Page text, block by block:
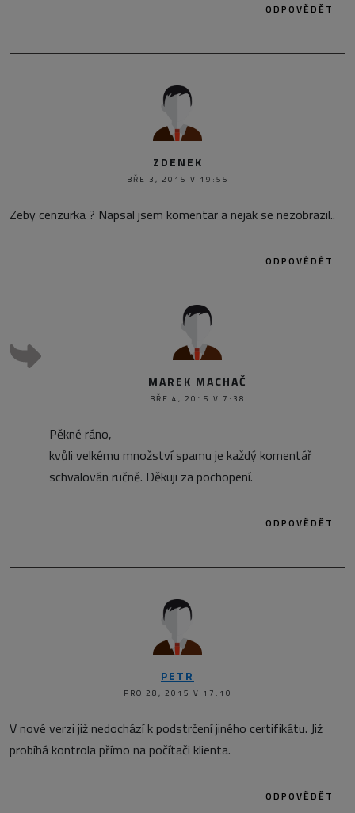
ODPOVĚDĚT
ZDENEK
BŘE 3, 2015 V 19:55
Zeby cenzurka ? Napsal jsem komentar a nejak se nezobrazil..
ODPOVĚDĚT
MAREK MACHAČ
BŘE 4, 2015 V 7:38
Pěkné ráno,
kvůli velkému množství spamu je každý komentář
schvalován ručně. Děkuji za pochopení.
ODPOVĚDĚT
PETR
PRO 28, 2015 V 17:10
V nové verzi již nedochází k podstrčení jiného certifikátu. Již
probíhá kontrola přímo na počítači klienta.
ODPOVĚDĚT